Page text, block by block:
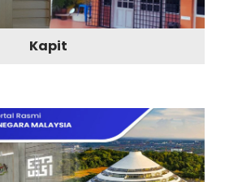
Kapit